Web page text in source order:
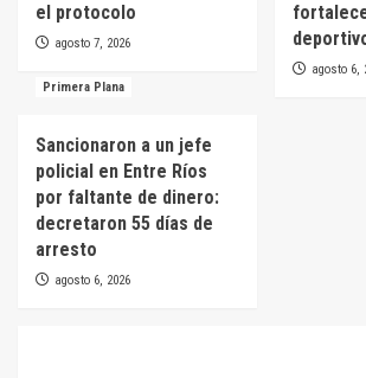
el protocolo
agosto 7, 2026
agosto 6,
Primera Plana
Sancionaron a un jefe
policial en Entre Ríos
por faltante de dinero:
decretaron 55 días de
arresto
agosto 6, 2026